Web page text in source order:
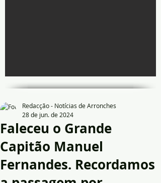
Faleceu o Grande
Capitão Manuel
Fernandes. Recordamos
Redacção - Notícias de Arronches
28 de jun. de 2024